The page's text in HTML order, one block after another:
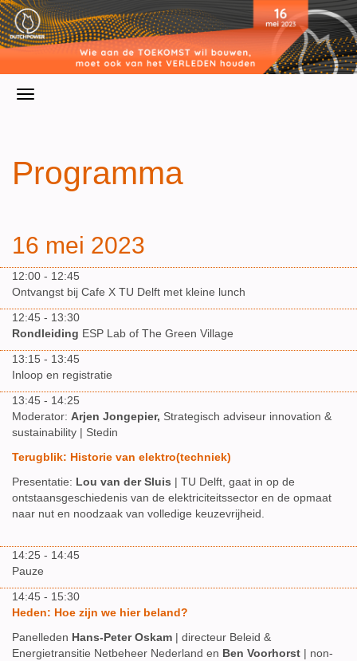
Programma
16 mei 2023
12:00 - 12:45
Ontvangst bij Cafe X TU Delft met kleine lunch
12:45 - 13:30
Rondleiding ESP Lab of The Green Village
13:15 - 13:45
Inloop en registratie
13:45 - 14:25
Moderator: Arjen Jongepier, Strategisch adviseur innovation &
sustainability | Stedin
Terugblik: Historie van elektro(techniek)
Presentatie: Lou van der Sluis | TU Delft, gaat in op de
ontstaansgeschiedenis van de elektriciteitssector en de opmaat
naar nut en noodzaak van volledige keuzevrijheid.
14:25 - 14:45
Pauze
14:45 - 15:30
Heden: Hoe zijn we hier beland?
Panelleden Hans-Peter Oskam | directeur Beleid &
Energietransitie Netbeheer Nederland en Ben Voorhorst | non-